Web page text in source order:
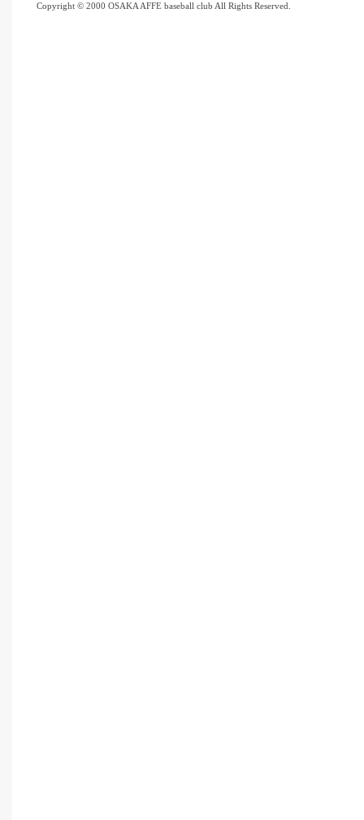
Copyright © 2000 OSAKA AFFE baseball club All Rights Reserved.